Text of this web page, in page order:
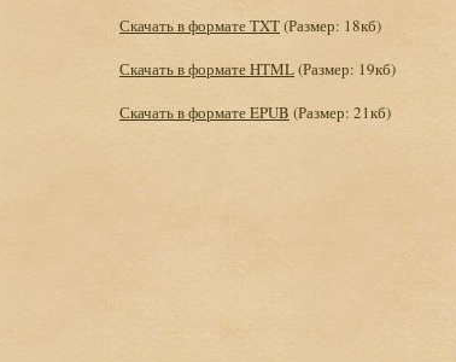
Скачать в формате TXT(Размер: 18кб)
Скачать в формате HTML(Размер: 19кб)
Скачать в формате EPUB (Размер: 21кб)